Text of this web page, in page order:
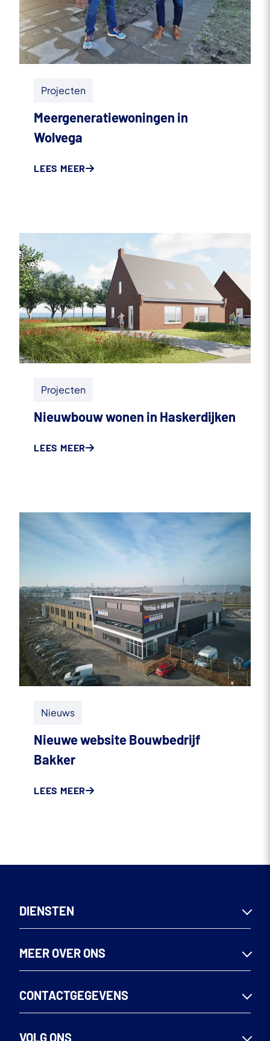
Projecten
Meergeneratiewoningen in
Wolvega
LEES MEER
Projecten
Nieuwbouw wonen in Haskerdijken
LEES MEER
Nieuws
Nieuwe website Bouwbedrijf
Bakker
LEES MEER
DIENSTEN
Woningen
MEER OVER ONS
Team
CONTACTGEGEVENS
Bouwbedrijf Bakker B.V.
VOLG ONS